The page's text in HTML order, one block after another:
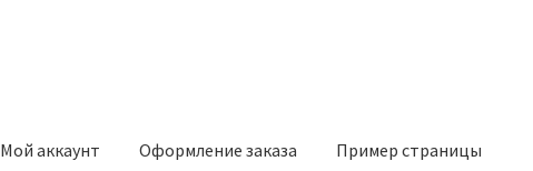
Мой аккаунт Оформление заказа Пример страницы